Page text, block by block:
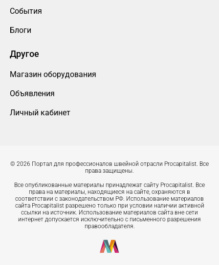
События
Блоги
Другое
Магазин оборудования
Объявления
Личный кабинет
© 2026 Портал для профессионалов швейной отрасли Procapitalist. Все
права защищены.
Все опубликованные материалы принадлежат сайту Procapitalist. Все
права на материалы, находящиеся на сайте, охраняются в
соответствии с законодательством РФ. Использование материалов
сайта Procapitalist разрешено только при условии наличии активной
ссылки на источник. Использование материалов сайта вне сети
интернет допускается исключительно с письменного разрешения
правообладателя.